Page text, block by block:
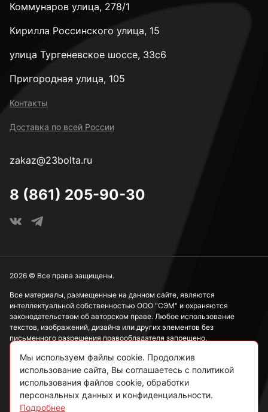
Коммунаров улица, 278/1
Кирилла Россинского улица, 15
улица Тургеневское шоссе, 33с6
Пригородная улица, 105
Контакты
Доставка по всей России
zakaz@23bolta.ru
8 (861) 205-90-30
Все материалы, размещенные на данном сайте, являются
интеллектуальной собственностью ООО "СЭМ" и охраняются
законодательством об авторском праве. Любое использование
текстов, изображений, дизайна или других элементов без
письменного разрешения правообладателя запрещено.
Информация, представленная на сайте, носит исключительно
ознакомительный характер и не может рассматриваться как
публичная оферта в соответствии со ст. 437 ГК РФ.
2026 © Все права защищены.
Мы используем файлы cookie. Продолжив
использование сайта, Вы соглашаетесь с политикой
использования файлов cookie, обработки
персональных данных и конфиденциальности.
Подробнее